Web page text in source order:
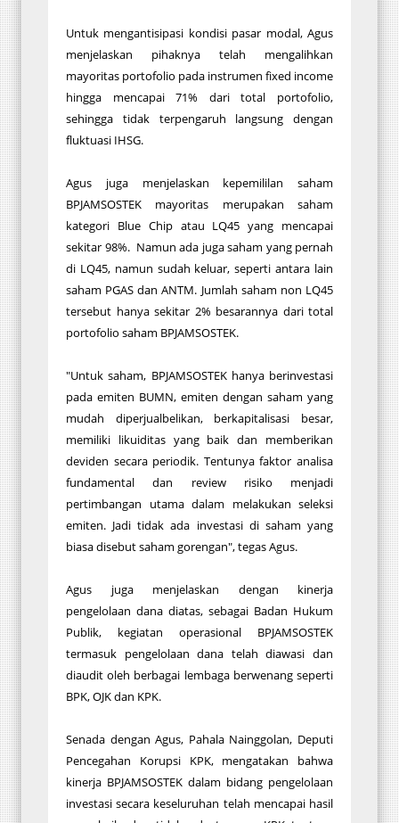
Untuk mengantisipasi kondisi pasar modal, Agus
menjelaskan pihaknya telah mengalihkan
mayoritas portofolio pada instrumen fixed income
hingga mencapai 71% dari total portofolio,
sehingga tidak terpengaruh langsung dengan
fluktuasi IHSG.
Agus juga menjelaskan kepemililan saham
BPJAMSOSTEK mayoritas merupakan saham
kategori Blue Chip atau LQ45 yang mencapai
sekitar 98%. Namun ada juga saham yang pernah
di LQ45, namun sudah keluar, seperti antara lain
saham PGAS dan ANTM. Jumlah saham non LQ45
tersebut hanya sekitar 2% besarannya dari total
portofolio saham BPJAMSOSTEK.
"Untuk saham, BPJAMSOSTEK hanya berinvestasi
pada emiten BUMN, emiten dengan saham yang
mudah diperjualbelikan, berkapitalisasi besar,
memiliki likuiditas yang baik dan memberikan
deviden secara periodik. Tentunya faktor analisa
fundamental dan review risiko menjadi
pertimbangan utama dalam melakukan seleksi
emiten. Jadi tidak ada investasi di saham yang
biasa disebut saham gorengan", tegas Agus.
Agus juga menjelaskan dengan kinerja
pengelolaan dana diatas, sebagai Badan Hukum
Publik, kegiatan operasional BPJAMSOSTEK
termasuk pengelolaan dana telah diawasi dan
diaudit oleh berbagai lembaga berwenang seperti
BPK, OJK dan KPK.
Senada dengan Agus, Pahala Nainggolan, Deputi
Pencegahan Korupsi KPK, mengatakan bahwa
kinerja BPJAMSOSTEK dalam bidang pengelolaan
investasi secara keseluruhan telah mencapai hasil